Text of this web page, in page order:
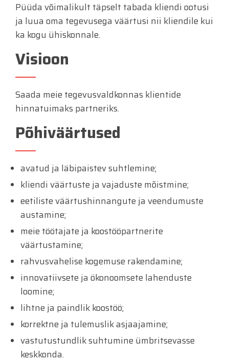
Püüda võimalikult täpselt tabada kliendi ootusi
ja luua oma tegevusega väärtusi nii kliendile kui
ka kogu ühiskonnale.
Visioon
Saada meie tegevusvaldkonnas klientide
hinnatuimaks partneriks.
Põhiväärtused
avatud ja läbipaistev suhtlemine;
kliendi väärtuste ja vajaduste mõistmine;
eetiliste väärtushinnangute ja veendumuste
austamine;
meie töötajate ja koostööpartnerite
väärtustamine;
rahvusvahelise kogemuse rakendamine;
innovatiivsete ja ökonoomsete lahenduste
loomine;
lihtne ja paindlik koostöö;
korrektne ja tulemuslik asjaajamine;
vastutustundlik suhtumine ümbritsevasse
keskkonda.